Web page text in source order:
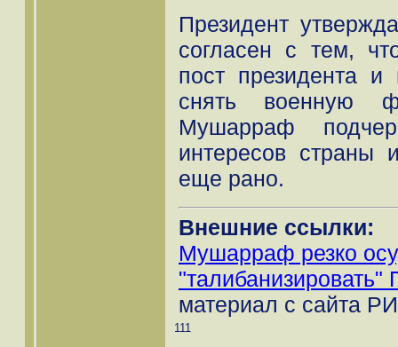
Президент
согласен с тем,
пост президента
снять военную
Мушарраф
интересов страны
еще рано.
Внешние ссылки:
Мушарраф резко
"талибанизировать"
материал с сайта
111